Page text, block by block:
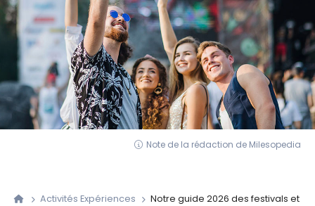
Note de la rédaction de Milesopedia
Activités Expériences
Notre guide 2026 des festivals et